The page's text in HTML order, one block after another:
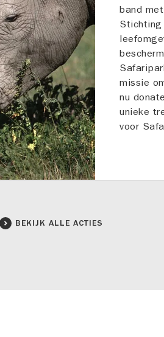
band
Stichting
missie
nu
unieke
voor
BEKIJK ALLE ACTIES